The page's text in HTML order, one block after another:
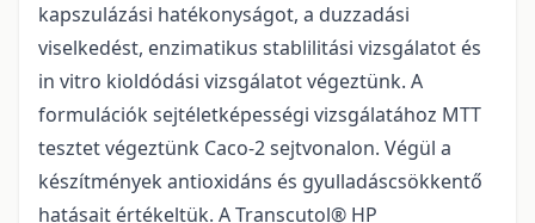
kapszulázási hatékonyságot, a duzzadási
viselkedést, enzimatikus stablilitási vizsgálatot és
in vitro kioldódási vizsgálatot végeztünk. A
formulációk sejtéletképességi vizsgálatához MTT
tesztet végeztünk Caco-2 sejtvonalon. Végül a
készítmények antioxidáns és gyulladáscsökkentő
hatásait értékeltük. A Transcutol® HP